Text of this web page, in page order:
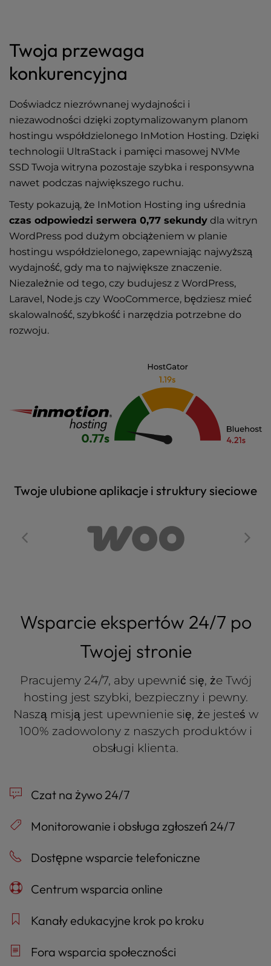
Twoja przewaga
konkurencyjna
Doświadcz niezrównanej wydajności i
niezawodności dzięki zoptymalizowanym planom
hostingu współdzielonego InMotion Hosting. Dzięki
technologii UltraStack i pamięci masowej NVMe
SSD Twoja witryna pozostaje szybka i responsywna
nawet podczas największego ruchu.
Testy pokazują, że InMotion Hosting ing uśrednia
czas odpowiedzi serwera 0,77 sekundy dla witryn
WordPress pod dużym obciążeniem w planie
hostingu współdzielonego, zapewniając najwyższą
wydajność, gdy ma to największe znaczenie.
Niezależnie od tego, czy budujesz z WordPress,
Laravel, Node.js czy WooCommerce, będziesz mieć
skalowalność, szybkość i narzędzia potrzebne do
rozwoju.
Twoje ulubione aplikacje i struktury sieciowe
Wsparcie ekspertów 24/7 po
Twojej stronie
Pracujemy 24/7, aby upewnić się, że Twój
hosting jest szybki, bezpieczny i pewny.
Naszą misją jest upewnienie się, że jesteś w
100% zadowolony z naszych produktów i
obsługi klienta.
Czat na żywo 24/7
Monitorowanie i obsługa zgłoszeń 24/7
Dostępne wsparcie telefoniczne
Centrum wsparcia online
Kanały edukacyjne krok po kroku
Fora wsparcia społeczności